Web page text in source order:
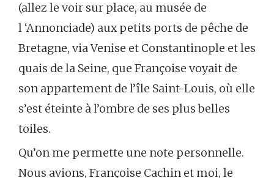
(allez le voir sur place, au musée de
l ‘Annonciade) aux petits ports de pêche de
Bretagne, via Venise et Constantinople et les
quais de la Seine, que Françoise voyait de
son appartement de l’île Saint-Louis, où elle
s’est éteinte à l’ombre de ses plus belles
toiles.
Qu’on me permette une note personnelle.
Nous avions, Françoise Cachin et moi, le